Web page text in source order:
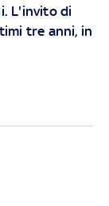
L'invito di
tre anni, in